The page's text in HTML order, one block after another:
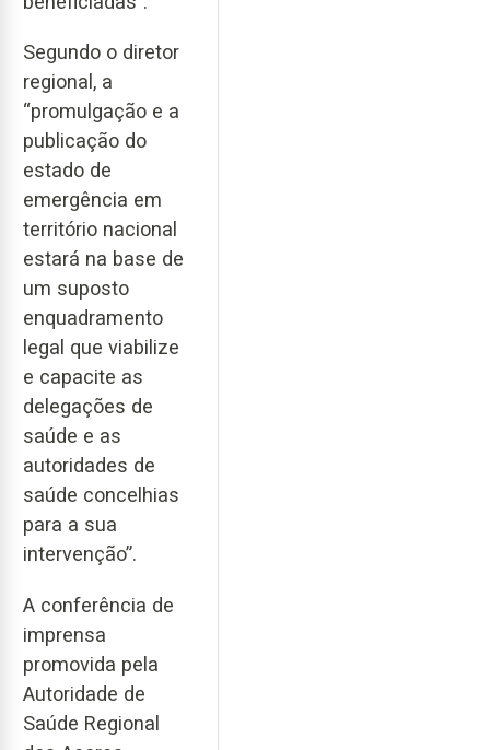
Segundo o diretor
regional, a
“promulgação e a
publicação do
estado de
emergência em
território nacional
estará na base de
um suposto
enquadramento
legal que viabilize
e capacite as
delegações de
saúde e as
autoridades de
saúde concelhias
para a sua
intervenção”.
A conferência de
imprensa
promovida pela
Autoridade de
Saúde Regional